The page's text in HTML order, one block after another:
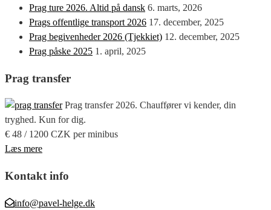
Prag ture 2026. Altid på dansk 6. marts, 2026
Prags offentlige transport 2026 17. december, 2025
Prag begivenheder 2026 (Tjekkiet) 12. december, 2025
Prag påske 2025 1. april, 2025
Prag transfer
Prag transfer 2026. Chauffører vi kender, din
tryghed. Kun for dig.
€ 48 / 1200 CZK per minibus
Læs mere
Kontakt info
info@pavel-helge.dk